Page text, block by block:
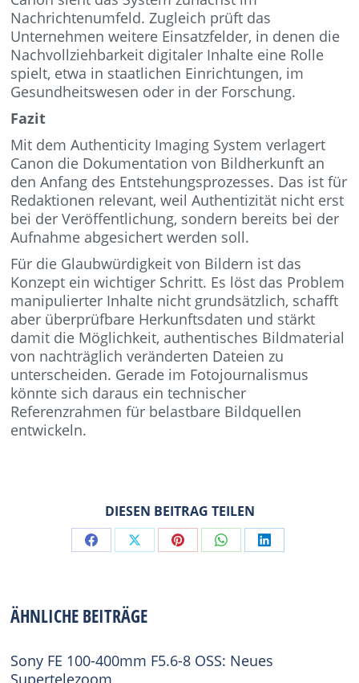
Nachrichtenumfeld. Zugleich prüft das
Unternehmen weitere Einsatzfelder, in denen die
Nachvollziehbarkeit digitaler Inhalte eine Rolle
spielt, etwa in staatlichen Einrichtungen, im
Gesundheitswesen oder in der Forschung.
Fazit
Mit dem Authenticity Imaging System verlagert
Canon die Dokumentation von Bildherkunft an
den Anfang des Entstehungsprozesses. Das ist für
Redaktionen relevant, weil Authentizität nicht erst
bei der Veröffentlichung, sondern bereits bei der
Aufnahme abgesichert werden soll.
Für die Glaubwürdigkeit von Bildern ist das
Konzept ein wichtiger Schritt. Es löst das Problem
manipulierter Inhalte nicht grundsätzlich, schafft
aber überprüfbare Herkunftsdaten und stärkt
damit die Möglichkeit, authentisches Bildmaterial
von nachträglich veränderten Dateien zu
unterscheiden. Gerade im Fotojournalismus
könnte sich daraus ein technischer
Referenzrahmen für belastbare Bildquellen
entwickeln.
DIESEN BEITRAG TEILEN
Share Share Share Share Share
ÄHNLICHE BEITRÄGE
Sony FE 100-400mm F5.6-8 OSS: Neues
Supertelezoom